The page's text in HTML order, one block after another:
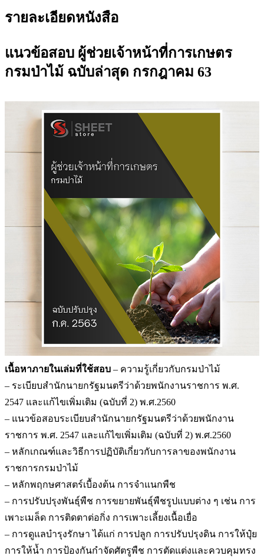
รายละเอียดหนังสือ
แนวข้อสอบ ผู้ช่วยเจ้าหน้าที่การเกษตร
กรมป่าไม้ ฉบับล่าสุด กรกฎาคม 63
เนื้อหาภายในเล่มที่ใช้สอบ – ความรู้เกี่ยวกับกรมป่าไม้
– ระเบียบสำนักนายกรัฐมนตรีว่าด้วยพนักงานราชการ พ.ศ.
2547 และแก้ไขเพิ่มเติม (ฉบับที่ 2) พ.ศ.2560
– แนวข้อสอบระเบียบสำนักนายกรัฐมนตรีว่าด้วยพนักงาน
ราชการ พ.ศ. 2547 และแก้ไขเพิ่มเติม (ฉบับที่ 2) พ.ศ.2560
– หลักเกณฑ์และวิธีการปฏิบัติเกี่ยวกับการลาของพนักงาน
ราชการกรมป่าไม้
– หลักพฤกษศาสตร์เบื้องต้น การจำแนกพืช
– การปรับปรุงพันธุ์พืช การขยายพันธุ์พืชรูปแบบต่าง ๆ เช่น การ
เพาะเมล็ด การติดตาต่อกิ่ง การเพาะเลี้ยงเนื้อเยื่อ
– การดูแลบำรุงรักษา ได้แก่ การปลูก การปรับปรุงดิน การให้ปุ๋ย
การให้น้ำ การป้องกันกำจัดศัตรูพืช การตัดแต่งและควบคุมทรง